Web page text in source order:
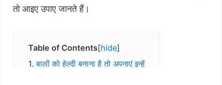
तो आइए उपाए जानते हैं।
Table of Contents hide
बालों को हेल्दी बनाना है तो अपनाएं इन्हें